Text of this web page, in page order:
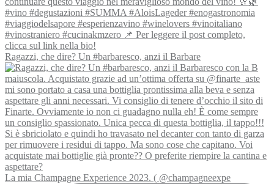
Ragazzi, che dire? Un #barbaresco, anzi il Barbare
La mia Champagne Experience 2023. ( @champagneexpe